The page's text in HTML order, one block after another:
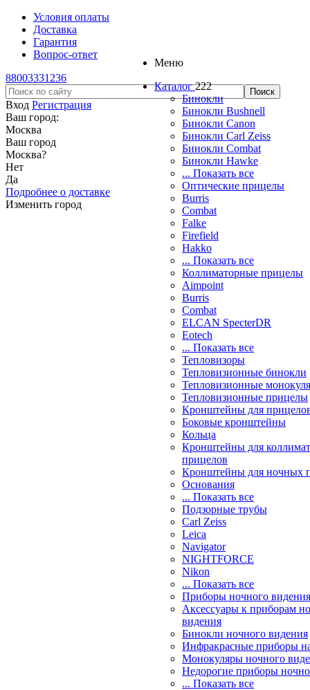
Условия оплаты
Доставка
Гарантия
Вопрос-ответ
88003331236
Вход Регистрация
Ваш город:
Москва
Ваш город
Москва?
Нет
Да
Подробнее о доставке
Изменить город
Меню
Каталог 222
Бинокли
Бинокли Bushnell
Бинокли Canon
Бинокли Carl Zeiss
Бинокли Combat
Бинокли Hawke
... Показать все
Оптические прицелы
Burris
Combat
Falke
Firefield
Hakko
... Показать все
Коллиматорные прицелы
Aimpoint
Burris
Combat
ELCAN SpecterDR
Eotech
... Показать все
Тепловизоры
Тепловизионные бинокли
Тепловизионные
Тепловизионные прицелы
Кронштейны для
Боковые кронштейны
Кольца
Кронштейны для
прицелов
Кронштейны для ночных
Основания
... Показать все
Подзорные трубы
Carl Zeiss
Leica
Navigator
NIGHTFORCE
Nikon
... Показать все
Приборы ночного видения
Аксессуары к приборам
видения
Бинокли ночного видения
Инфракрасные приборы
Монокуляры ночного
Недорогие приборы
... Показать все